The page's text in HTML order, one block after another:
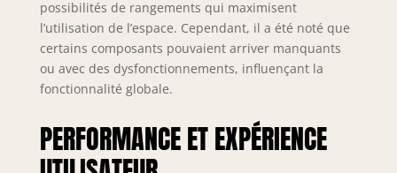
débutants. Matériel
de montage inclus.
Dimensions totales
(l x H x P) : 320 x
mobilier est notre
passion. Nous
possibilités de rangements qui maximisent
l’utilisation de l’espace. Cependant, il a été noté que
certains composants pouvaient arriver manquants
ou avec des dysfonctionnements, influençant la
fonctionnalité globale.
PERFORMANCE ET EXPÉRIENCE